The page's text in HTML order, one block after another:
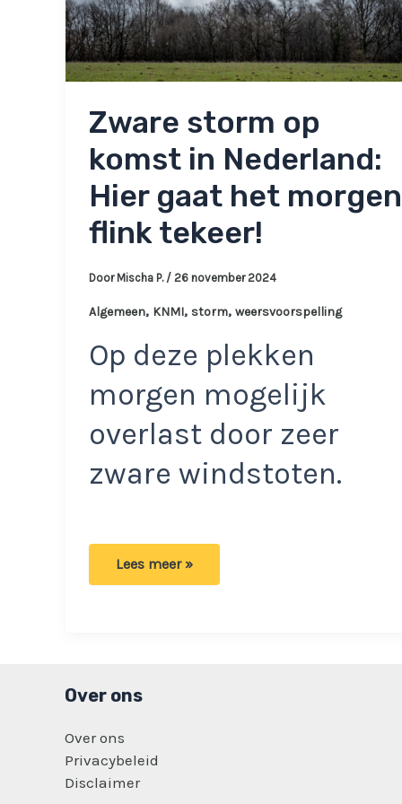
Zware storm op
komst in Nederland:
Hier gaat het morgen
flink tekeer!
Door Mischa P. / 26 november 2024
Algemeen, KNMI, storm, weersvoorspelling
Op deze plekken
morgen mogelijk
overlast door zeer
zware windstoten.
Zware
morgen
flink
Lees meer »
Over ons
Over ons
Privacybeleid
Disclaimer